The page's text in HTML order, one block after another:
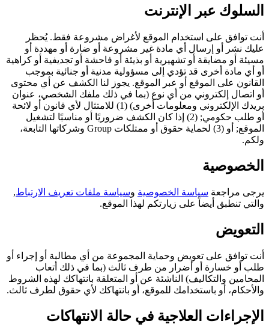
السلوك عبر الإنترنت
أنت توافق على استخدام الموقع لأغراض مشروعة فقط. يُحظر
عليك نشر أو إرسال أي مادة غير مشروعة أو ضارة أو مهددة أو
مسيئة أو مضايقة أو تشهيرية أو بذيئة أو فاحشة أو تجديفية أو كراهية
أو أي مادة أخرى قد تؤدي إلى مسؤولية مدنية أو جنائية بموجب
القانون على الموقع أو عبر الموقع. يجوز لنا الكشف عن أي محتوى
أو اتصال إلكتروني من أي نوع (بما في ذلك ملفك الشخصي، عنوان
بريدك الإلكتروني ومعلومات أخرى) (1) للامتثال لأي قانون أو لائحة
أو طلب حكومي; (2) إذا كان الكشف ضروريًا أو مناسبًا لتشغيل
الموقع; أو (3) لحماية حقوق أو ممتلكات Group وشركاتها التابعة،
ولكم.
الخصوصية
يرجى مراجعة سياسة الخصوصية وسياسة ملفات تعريف الارتباط,
والتي تنطبق أيضاً على زيارتكم لهذا الموقع.
التعويض
أنت توافق على تعويض وحماية المجموعة من أي مطالبة أو إجراء أو
طلب أو خسارة أو أضرار من طرف ثالث (بما في ذلك أتعاب
المحامين والتكاليف) الناشئة عن أو المتعلقة بانتهاكك لهذه الشروط
والأحكام، أو باستخدامك للموقع، أو بانتهاكك لأي حقوق لطرف ثالث.
الإجراءات العلاجية في حالة الانتهاكات